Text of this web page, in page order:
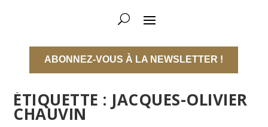
ABONNEZ-VOUS À LA NEWSLETTER !
ÉTIQUETTE : JACQUES-OLIVIER
CHAUVIN